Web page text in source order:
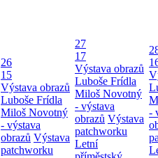
26
15
Výstava obrazů
Luboše Frídla
Miloš Novotný
- výstava
obrazů Výstava
patchworku
27
17
Výstava obrazů
Luboše Frídla
Miloš Novotný
- výstava
obrazů Výstava
patchworku
Letní
-